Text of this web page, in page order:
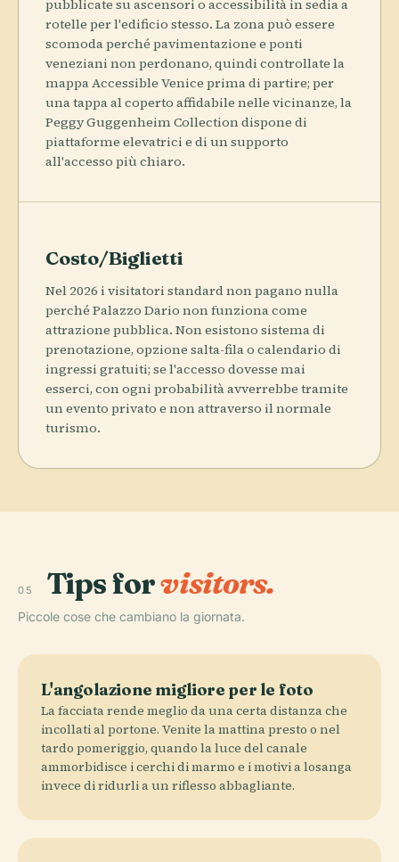
pubblicate su ascensori o accessibilità in sedia a
rotelle per l'edificio stesso. La zona può essere
scomoda perché pavimentazione e ponti
veneziani non perdonano, quindi controllate la
mappa Accessible Venice prima di partire; per
una tappa al coperto affidabile nelle vicinanze, la
Peggy Guggenheim Collection dispone di
piattaforme elevatrici e di un supporto
all'accesso più chiaro.
Costo/Biglietti
Nel 2026 i visitatori standard non pagano nulla
perché Palazzo Dario non funziona come
attrazione pubblica. Non esistono sistema di
prenotazione, opzione salta-fila o calendario di
ingressi gratuiti; se l'accesso dovesse mai
esserci, con ogni probabilità avverrebbe tramite
un evento privato e non attraverso il normale
turismo.
05 Tips forvisitors.
Piccole cose che cambiano la giornata.
L'angolazione migliore per le foto
La facciata rende meglio da una certa distanza che
incollati al portone. Venite la mattina presto o nel
tardo pomeriggio, quando la luce del canale
ammorbidisce i cerchi di marmo e i motivi a losanga
invece di ridurli a un riflesso abbagliante.